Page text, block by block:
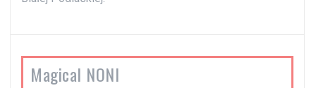
Magical NONI